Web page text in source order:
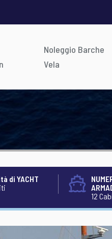
Noleggio Barche
Vela
di YACHT
12